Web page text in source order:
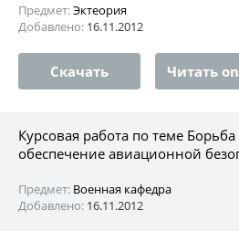
Предмет:Эктеория
Добавлено: 16.11.2012
Скачать Читать
Курсовая работа по теме
обеспечение авиационной
Предмет: Военная кафедра
Добавлено: 16.11.2012